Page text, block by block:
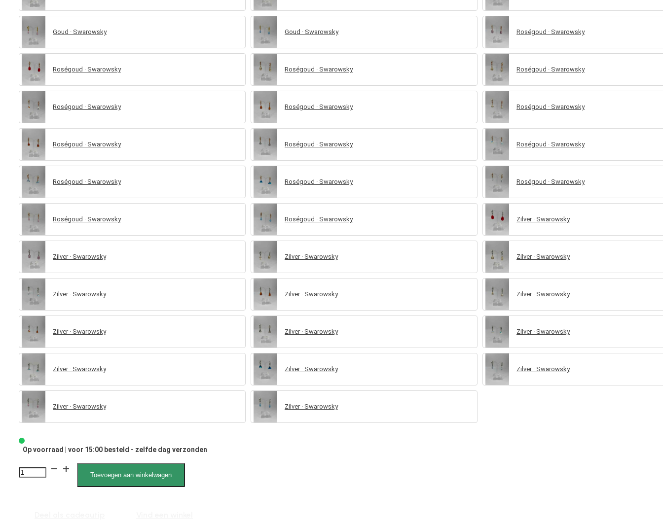
Goud · Swarowsky Goud · Swarowsky Roségoud · Swarowsky
Roségoud · Swarowsky Roségoud · Swarowsky Roségoud · Swarowsky
Roségoud · Swarowsky Roségoud · Swarowsky Roségoud · Swarowsky
Roségoud · Swarowsky Roségoud · Swarowsky Roségoud · Swarowsky
Roségoud · Swarowsky Roségoud · Swarowsky Roségoud · Swarowsky
Roségoud · Swarowsky Roségoud · Swarowsky Zilver · Swarowsky
Zilver · Swarowsky Zilver · Swarowsky Zilver · Swarowsky
Zilver · Swarowsky Zilver · Swarowsky Zilver · Swarowsky
Zilver · Swarowsky Zilver · Swarowsky Zilver · Swarowsky
Zilver · Swarowsky Zilver · Swarowsky Zilver · Swarowsky
Zilver · Swarowsky Zilver · Swarowsky
Op voorraad | voor 15:00 besteld - zelfde dag verzonden
Xira
Toevoegen aan winkelwagen